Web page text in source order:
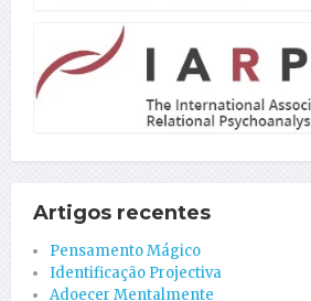
Artigos recentes
Pensamento Mágico
Identificação Projectiva
Adoecer Mentalmente